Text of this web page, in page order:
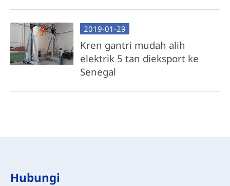
2019-01-29
Kren gantri mudah alih
elektrik 5 tan dieksport ke
Senegal
Hubungi